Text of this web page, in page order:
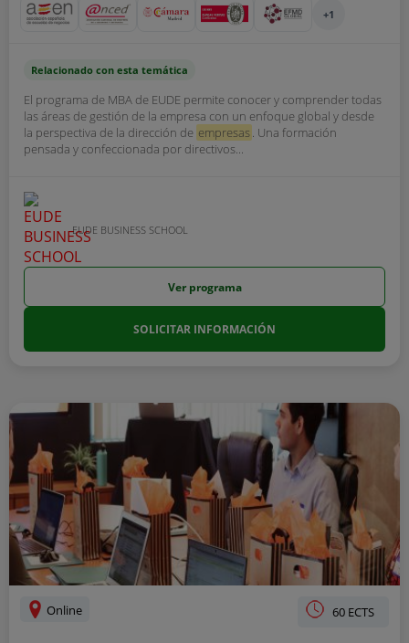
+1
Relacionado con esta temática
El programa de MBA de EUDE permite conocer y comprender todas
las áreas de gestión de la empresa con un enfoque global y desde
la perspectiva de la dirección de empresas. Una formación
pensada y confeccionada por directivos...
EUDE BUSINESS SCHOOL
Ver programa
SOLICITAR INFORMACIÓN
Online 60 ECTS